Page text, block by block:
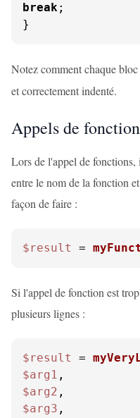
break;
}
Notez comment chaque
et correctement indenté.
Appels de
Lors de l'appel de
entre le nom de la fonction
façon de faire :
$result =
Si l'appel de fonction est
plusieurs lignes :
$result =
$arg1
$arg2
$arg3